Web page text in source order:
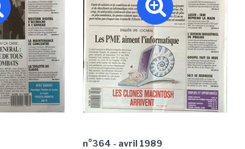
n°364 - avril 1989